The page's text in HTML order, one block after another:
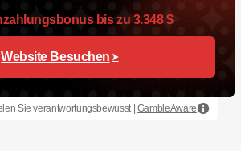
bis zu 3.348 $
Website Besuchen
Sie verantwortungsbewusst | GambleAware